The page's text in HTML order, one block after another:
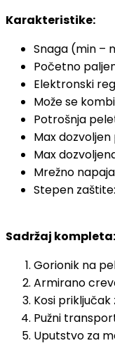
Karakteristike:
Snaga (min –
Početno
Elektronski
Može se
Potrošnja
Max
Max
Mrežno
Stepen
Sadržaj kompleta:
Gorionik na
Armirano
Kosi
Pužni
Uputstvo za